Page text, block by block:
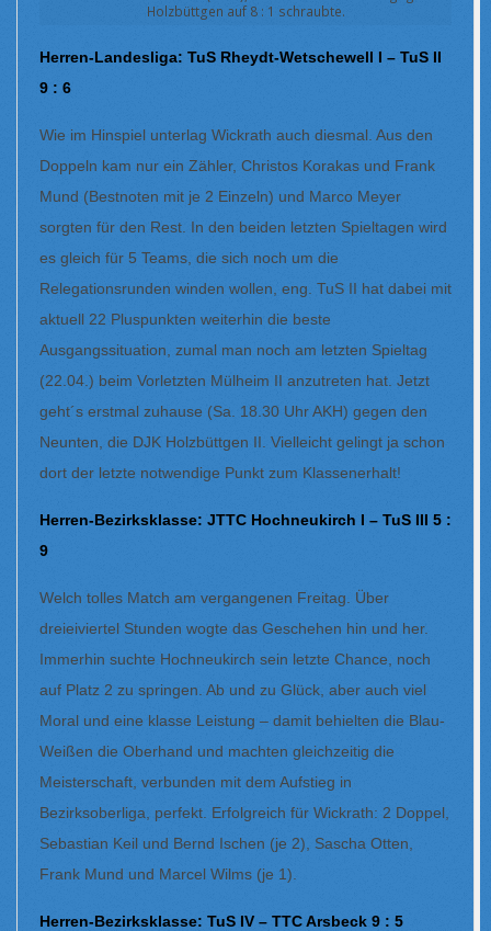
Holzbüttgen auf 8 : 1 schraubte.
Herren-Landesliga: TuS Rheydt-Wetschewell I – TuS II
9 : 6
Wie im Hinspiel unterlag Wickrath auch diesmal. Aus den
Doppeln kam nur ein Zähler, Christos Korakas und Frank
Mund (Bestnoten mit je 2 Einzeln) und Marco Meyer
sorgten für den Rest. In den beiden letzten Spieltagen wird
es gleich für 5 Teams, die sich noch um die
Relegationsrunden winden wollen, eng. TuS II hat dabei mit
aktuell 22 Pluspunkten weiterhin die beste
Ausgangssituation, zumal man noch am letzten Spieltag
(22.04.) beim Vorletzten Mülheim II anzutreten hat. Jetzt
geht´s erstmal zuhause (Sa. 18.30 Uhr AKH) gegen den
Neunten, die DJK Holzbüttgen II. Vielleicht gelingt ja schon
dort der letzte notwendige Punkt zum Klassenerhalt!
Herren-Bezirksklasse: JTTC Hochneukirch I – TuS III 5 :
9
Welch tolles Match am vergangenen Freitag. Über
dreieiviertel Stunden wogte das Geschehen hin und her.
Immerhin suchte Hochneukirch sein letzte Chance, noch
auf Platz 2 zu springen. Ab und zu Glück, aber auch viel
Moral und eine klasse Leistung – damit behielten die Blau-
Weißen die Oberhand und machten gleichzeitig die
Meisterschaft, verbunden mit dem Aufstieg in
Bezirksoberliga, perfekt. Erfolgreich für Wickrath: 2 Doppel,
Sebastian Keil und Bernd Ischen (je 2), Sascha Otten,
Frank Mund und Marcel Wilms (je 1).
Herren-Bezirksklasse: TuS IV – TTC Arsbeck 9 : 5